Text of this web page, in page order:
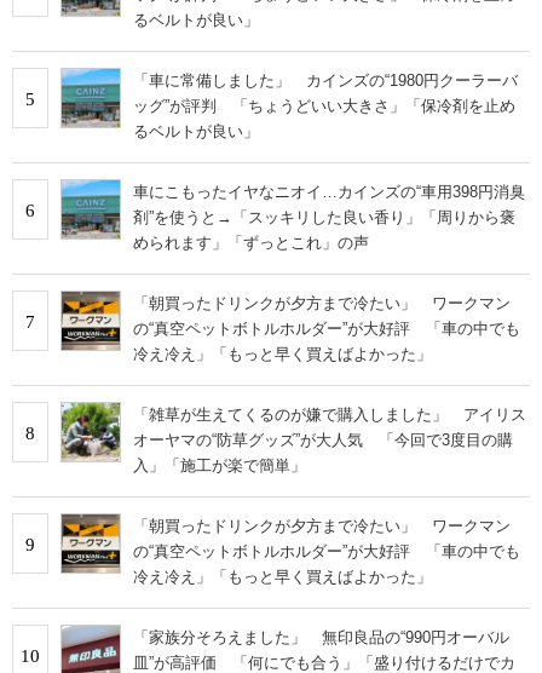
るベルトが良い」
5
「車に常備しました」 カインズの“1980円クーラーバ
ッグ”が評判 「ちょうどいい大きさ」「保冷剤を止め
るベルトが良い」
6
車にこもったイヤなニオイ…カインズの“車用398円消臭
剤”を使うと→「スッキリした良い香り」「周りから褒
められます」「ずっとこれ」の声
7
「朝買ったドリンクが夕方まで冷たい」 ワークマン
の“真空ペットボトルホルダー”が大好評 「車の中でも
冷え冷え」「もっと早く買えばよかった」
8
「雑草が生えてくるのが嫌で購入しました」 アイリス
オーヤマの“防草グッズ”が大人気 「今回で3度目の購
入」「施工が楽で簡単」
9
「朝買ったドリンクが夕方まで冷たい」 ワークマン
の“真空ペットボトルホルダー”が大好評 「車の中でも
冷え冷え」「もっと早く買えばよかった」
10
「家族分そろえました」 無印良品の“990円オーバル
皿”が高評価 「何にでも合う」「盛り付けるだけでカ